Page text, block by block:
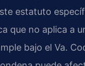
estatuto
que no aplica a
bajo el Va.